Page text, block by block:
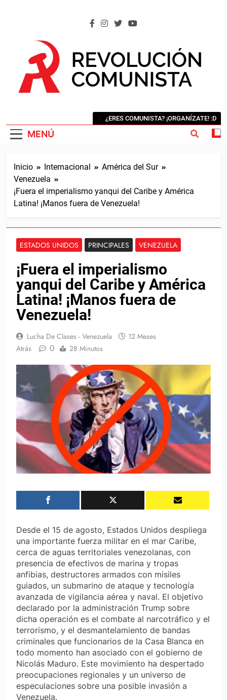
MENÚ
¿ERES COMUNISTA? ¡ORGANÍZATE! :D
Inicio Internacional
América del Sur
Venezuela
¡Fuera el imperialismo yanqui del Caribe y América
Latina! ¡Manos fuera de Venezuela!
ESTADOS UNIDOS PRINCIPALES VENEZUELA
¡Fuera el imperialismo
yanqui del Caribe y América
Latina! ¡Manos fuera de
Venezuela!
Lucha De Clases - Venezuela
12 Meses
Atrás
0 28 Minutos
Desde el 15 de agosto, Estados Unidos despliega
una importante fuerza militar en el mar Caribe,
cerca de aguas territoriales venezolanas, con
presencia de efectivos de marina y tropas
anfibias, destructores armados con misiles
guiados, un submarino de ataque y tecnología
avanzada de vigilancia aérea y naval. El objetivo
declarado por la administración Trump sobre
dicha operación es el combate al narcotráfico y el
terrorismo, y el desmantelamiento de bandas
criminales que funcionarios de la Casa Blanca en
todo momento han asociado con el gobierno de
Nicolás Maduro. Este movimiento ha despertado
preocupaciones regionales y un universo de
especulaciones sobre una posible invasión a
Venezuela.